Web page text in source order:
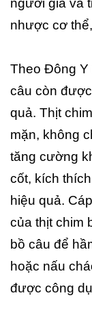
người già và
nhược cơ
Theo Đông Y
câu còn
quả. Thịt
mặn, không
tăng cường
cốt, kích
hiệu quả.
của thịt chim
bồ câu để
hoặc nấu
được công